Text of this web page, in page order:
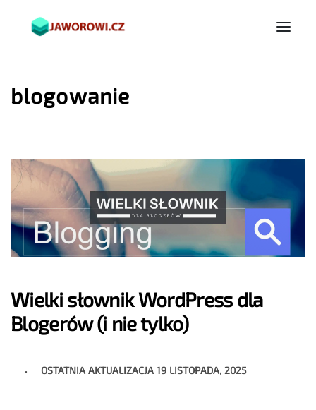
blogowanie
Wielki słownik WordPress dla
Blogerów (i nie tylko)
OSTATNIA AKTUALIZACJA19 LISTOPADA, 2025